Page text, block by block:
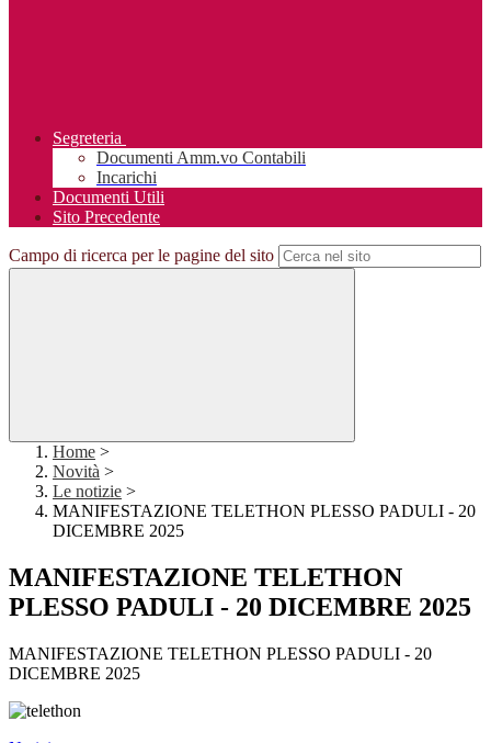
Segreteria
Documenti Amm.vo Contabili
Incarichi
Documenti Utili
Sito Precedente
Campo di ricerca per le pagine del sito
Home >
Novità >
Le notizie >
MANIFESTAZIONE TELETHON PLESSO PADULI - 20
DICEMBRE 2025
MANIFESTAZIONE TELETHON
PLESSO PADULI - 20 DICEMBRE 2025
MANIFESTAZIONE TELETHON PLESSO PADULI - 20
DICEMBRE 2025